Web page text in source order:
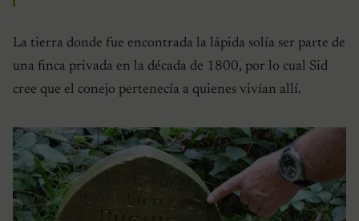
La tierra donde fue encontrada la lápida solía ser parte de
una finca privada en la década de 1800, por lo cual Sid
cree que el conejo pertenecía a quienes vivían allí.